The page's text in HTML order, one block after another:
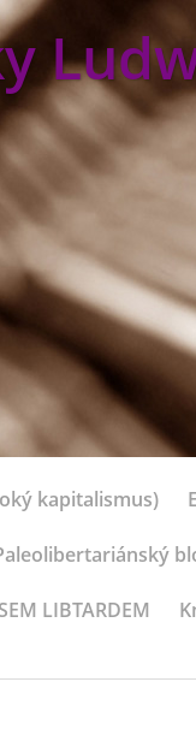
kapitalismus)
LIBTARDEM